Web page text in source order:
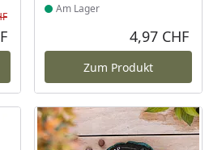
Rabatt in Prozent
Ursprünglicher Preis
Am Lager
4,97 CHF
Zum Produkt